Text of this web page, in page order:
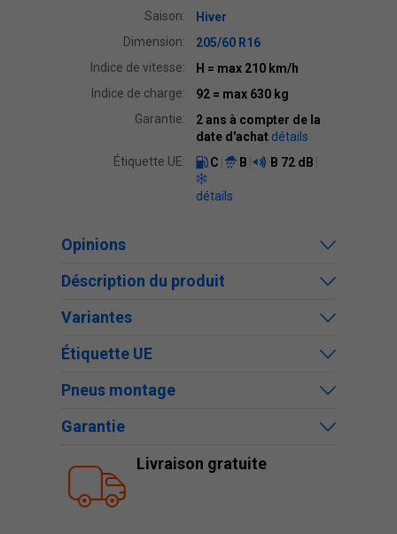
Saison:
Hiver
Dimension:
205/60 R16
Indice de vitesse:
H = max 210 km/h
Indice de charge:
92 = max 630 kg
Garantie:
2 ans à compter de la
date d'achat détails
Étiquette UE:
C B B 72 dB
détails
Opinions
Déscription du produit
Variantes
Étiquette UE
Pneus montage
Garantie
Livraison gratuite